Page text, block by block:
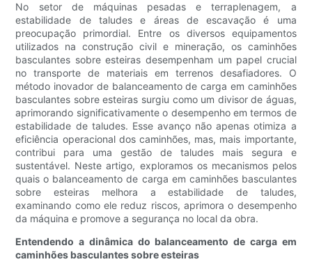
No setor de máquinas pesadas e terraplenagem, a
estabilidade de taludes e áreas de escavação é uma
preocupação primordial. Entre os diversos equipamentos
utilizados na construção civil e mineração, os caminhões
basculantes sobre esteiras desempenham um papel crucial
no transporte de materiais em terrenos desafiadores. O
método inovador de balanceamento de carga em caminhões
basculantes sobre esteiras surgiu como um divisor de águas,
aprimorando significativamente o desempenho em termos de
estabilidade de taludes. Esse avanço não apenas otimiza a
eficiência operacional dos caminhões, mas, mais importante,
contribui para uma gestão de taludes mais segura e
sustentável. Neste artigo, exploramos os mecanismos pelos
quais o balanceamento de carga em caminhões basculantes
sobre esteiras melhora a estabilidade de taludes,
examinando como ele reduz riscos, aprimora o desempenho
da máquina e promove a segurança no local da obra.
Entendendo a dinâmica do balanceamento de carga em
caminhões basculantes sobre esteiras